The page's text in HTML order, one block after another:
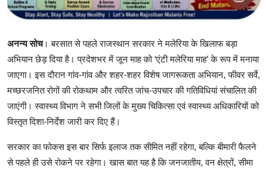
अनन्य सोच। बरसात से पहले राजस्थान सरकार ने मलेरिया के खिलाफ बड़ा
अभियान छेड़ दिया है। प्रदेशभर में जून माह को ‘एंटी मलेरिया माह’ के रूप में मनाया
जाएगा। इस दौरान गांव-गांव और शहर-शहर विशेष जागरूकता अभियान, फीवर सर्वे,
मच्छरजनित रोगों की रोकथाम और त्वरित जांच-उपचार की गतिविधियां संचालित की
जाएंगी। स्वास्थ्य विभाग ने सभी जिलों के मुख्य चिकित्सा एवं स्वास्थ्य अधिकारियों को
विस्तृत दिशा-निर्देश जारी कर दिए हैं।
सरकार का फोकस इस बार सिर्फ इलाज तक सीमित नहीं रहेगा, बल्कि बीमारी फैलने
से पहले ही उसे रोकने पर रहेगा। खास बात यह है कि जनजातीय, वन क्षेत्रों, सीमा